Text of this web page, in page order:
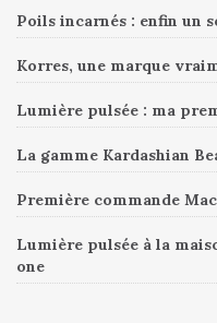
Poils incarnés : enfin un
Korres, une marque
Lumière pulsée : ma
La gamme Kardashian
Première commande
Lumière pulsée à la
one